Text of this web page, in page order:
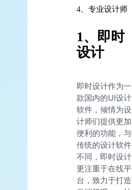
4、专业设计师
1、即时
设计
即时设计作为一
款国内的UI设计
软件，倾情为设
计师们提供更加
便利的功能，与
传统的设计软件
不同，即时设计
更注重于在线平
台，致力于打造